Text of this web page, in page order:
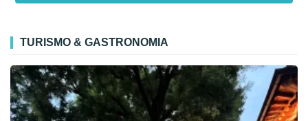
TURISMO & GASTRONOMIA